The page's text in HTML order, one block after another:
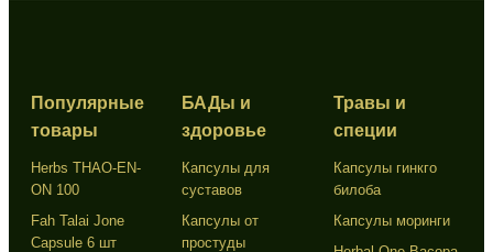
Популярные
товары
Herbs THAO-EN-
ON 100
Fah Talai Jone
Capsule 6 шт
БАДы и
здоровье
Капсулы для
суставов
Капсулы от
простуды
Травы и
специи
Капсулы гинкго
билоба
Капсулы моринги